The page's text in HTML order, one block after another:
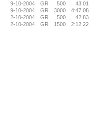
9-10-2004
GR 500 43.01
9-10-2004
GR 3000 4:47.08
2-10-2004
GR 500 42.83
2-10-2004
GR 1500 2:12.22